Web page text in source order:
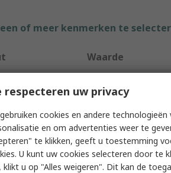
of meer kenmerken te
Waarde
CLIPLINE
Clipline
respecteren uw privacy
cookies en andere
en om advertenties weer te
te klikken, geeft u toestemming
U kunt uw cookies selecteren door te
klikt u op "Alles weigeren". Dit kan de